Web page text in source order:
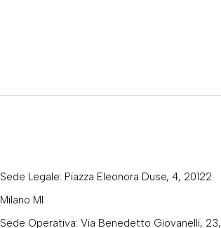
Sede Legale: Piazza Eleonora Duse, 4, 20122
Milano MI
Sede Operativa: Via Benedetto Giovanelli, 23,